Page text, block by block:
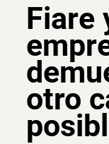
Fiare
otro